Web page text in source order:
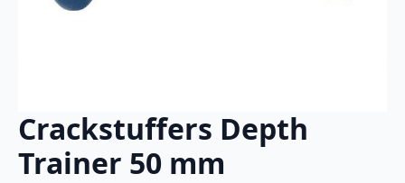
Crackstuffers Depth
Trainer 50 mm